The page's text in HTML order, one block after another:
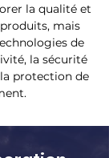
la qualité et
mais
de
la sécurité
protection de